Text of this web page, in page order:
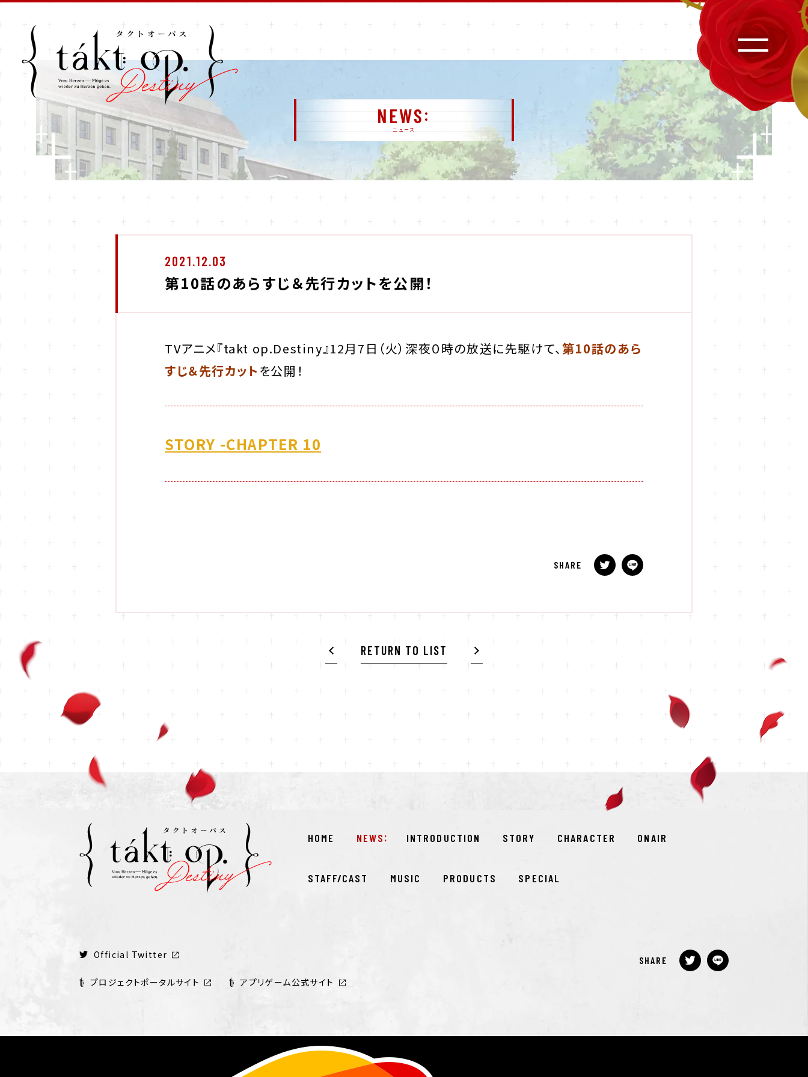
NEWS
ニュース
2021.12.03
第10話のあらすじ＆先行カットを公開！
TVアニメ『takt op.Destiny』12月7日（火）深夜０時の放送に先駆けて、第10話のあら
すじ＆先行カット を公開！
STORY -CHAPTER 10
SHARE
RETURN TO LIST
HOME NEWS INTRODUCTION STORY CHARACTER ONAIR
STAFF/CAST MUSIC PRODUCTS SPECIAL
Official Twitter
プロジェクトポータルサイト アプリゲーム公式サイト
SHARE